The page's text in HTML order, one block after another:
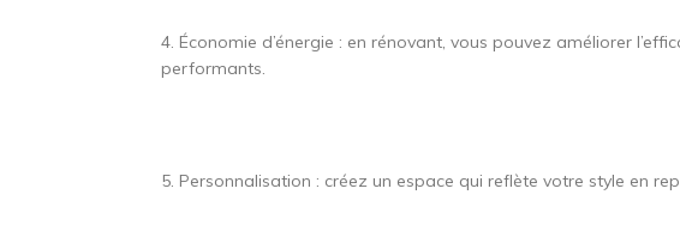
4. Économie d’énergie : en rénovant, vous pouvez améliorer
performants.
5. Personnalisation : créez un espace qui reflète votre style en